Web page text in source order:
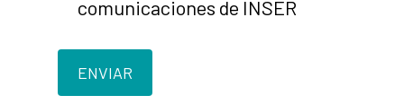
comunicaciones de INSER